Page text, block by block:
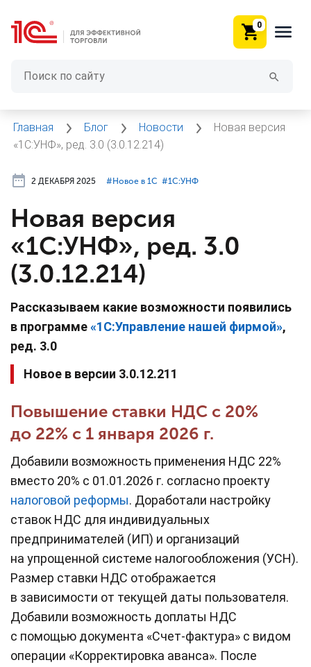
0
Главная Блог Новости
Новая версия
«1С:УНФ», ред. 3.0 (3.0.12.214)
2 ДЕКАБРЯ 2025 #⁣Новое в 1С #⁣1С:УНФ
Новая версия
«1С:УНФ», ред. 3.0
(3.0.12.214)
Рассказываем какие возможности появились
в программе«1С:Управление нашей фирмой»,
ред. 3.0
Новое в версии 3.0.12.211
Повышение ставки НДС с 20%
до 22% с 1 января 2026 г.
Добавили возможность применения НДС 22%
вместо 20% с 01.01.2026 г. согласно проекту
налоговой реформы. Доработали настройку
ставок НДС для индивидуальных
предпринимателей (ИП) и организаций
на упрощенной системе налогообложения (УСН).
Размер ставки НДС отображается
в зависимости от текущей даты пользователя.
Добавили возможность доплаты НДС
с помощью документа «Счет-фактура» с видом
операции «Корректировка аванса». После